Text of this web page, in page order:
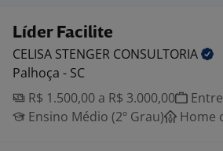
Líder Facilite
CELISA STENGER CONSULTORIA
Palhoça - SC
R$ 1.500,00 a R$ 3.000,00
Ensino Médio (2º Grau)
Home